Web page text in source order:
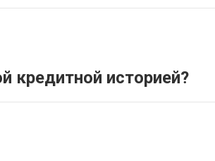
кредитной историей?